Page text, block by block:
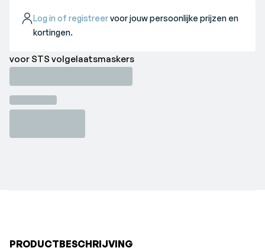
Log in of registreervoor jouw persoonlijke prijzen en
kortingen.
voor STS volgelaatsmaskers
PRODUCTBESCHRIJVING